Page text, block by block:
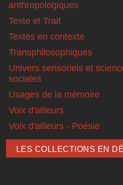
anthropologiques
Texte et Trait
Textes en contexte
Transphilosophiques
Univers sensoriels et
sociales
Usages de la mémoire
Voix d'ailleurs
Voix d'ailleurs - Poésie
LES COLLECTIONS EN